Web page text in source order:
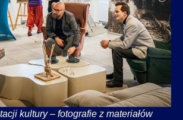
kultury – fotografie z materiałów